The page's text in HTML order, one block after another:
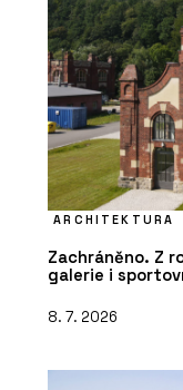
ARCHITEKTURA
Zachráněno. Z
galerie i
8. 7. 2026